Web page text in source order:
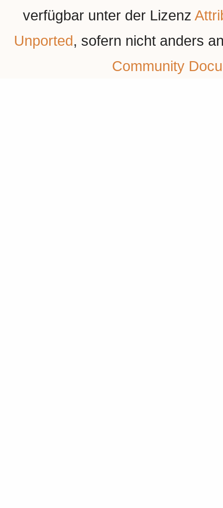
verfügbar unter der Lizenz
Unported, sofern nicht anders
Community